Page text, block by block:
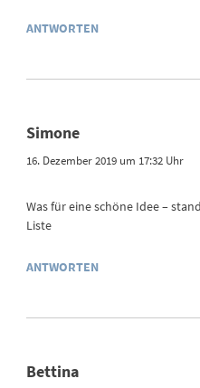
ANTWORTEN
Simone
16. Dezember 2019 um 17:32 Uhr
Was für eine schöne Idee –
Liste
ANTWORTEN
Bettina